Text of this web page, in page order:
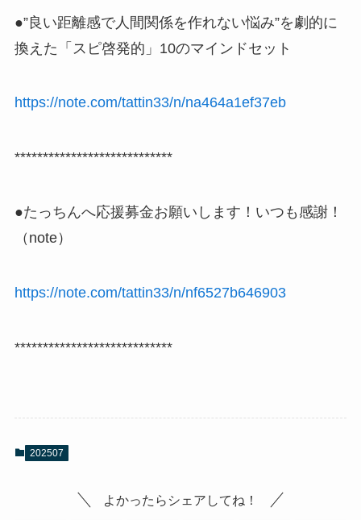
●”良い距離感で人間関係を作れない悩み”を劇的に
換えた「スピ啓発的」10のマインドセット
https://note.com/tattin33/n/na464a1ef37eb
****************************
●たっちんへ応援募金お願いします！いつも感謝！
（note）
https://note.com/tattin33/n/nf6527b646903
****************************
202507
よかったらシェアしてね！